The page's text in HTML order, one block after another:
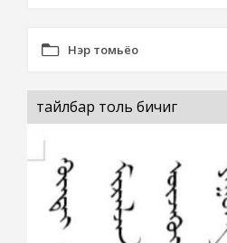
Нэр томьёо
тайлбар толь бичиг